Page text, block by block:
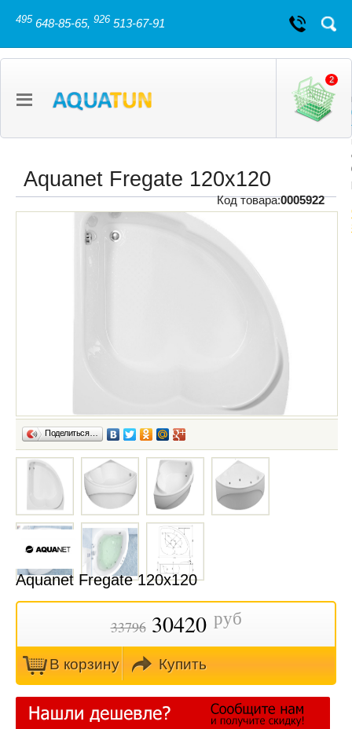
495 648-85-65, 926 513-67-91
2
Aquanet Fregate 120х120
Код товара:0005922
Поделиться…
Aquanet Fregate 120х120
33796 30420 руб
В кoрзину Купить